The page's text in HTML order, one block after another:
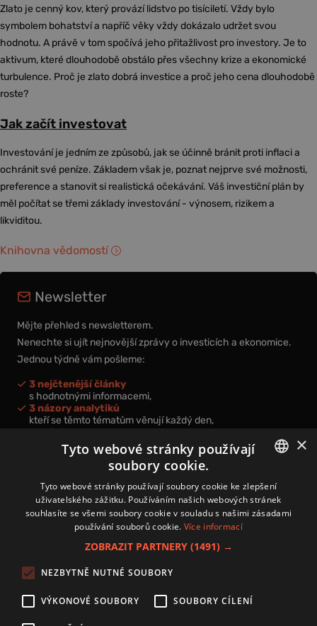
Zlato je cenný kov, který provází lidstvo po tisíciletí. Vždy bylo
symbolem bohatství a napříč věky vždy dokázalo udržet svou
hodnotu. A právě v tom spočívá jeho přitažlivost pro investory. Je to
aktivum, které dlouhodobě obstálo přes všechny krize a ekonomické
turbulence. Proč je zlato dobrá investice a proč jeho cena dlouhodobě
roste?
Jak začít investovat
Investování je jedním ze způsobů, jak se účinně bránit proti inflaci a
ochránit své peníze. Základem však je, poznat nejprve své možnosti,
preference a stanovit si realistická očekávání. Váš investiční plán by
měl počítat se třemi základy investování - výnosem, rizikem a
likviditou.
Knihovna vědomostí
Newsletter
Mějte přehled s newsletterem.
Nenechte si ujít nejnovější zprávy o investicích a ekonomice.
Jednou týdně vám pošleme:
3 nejčtenější články
s hodnotnými informacemi,
3 názory analytiků
kteří se těmto tématům věnují každý den,
nová videa a podcasty
k prohloubení vašich znalostí.
Přihlášením k newsletteru vyjadřujete svůj souhlas spodmínkami
zpracování osobních údajů.
Zásady používání souborů cookies
Autoři
Nastavení cookies
CZECH
×
Tyto webové stránky používají
soubory cookie.
Tyto webové stránky používají soubory cookie ke zlepšení
uživatelského zážitku. Používáním našich webových stránek
souhlasíte se všemi soubory cookie v souladu s našimi zásadami
používání souborů cookie. Více informací
ZOBRAZIT PARTNERY (1491) →
NEZBYTNĚ NUTNÉ SOUBORY
VÝKONOVÉ SOUBORY SOUBORY CÍLENÍ